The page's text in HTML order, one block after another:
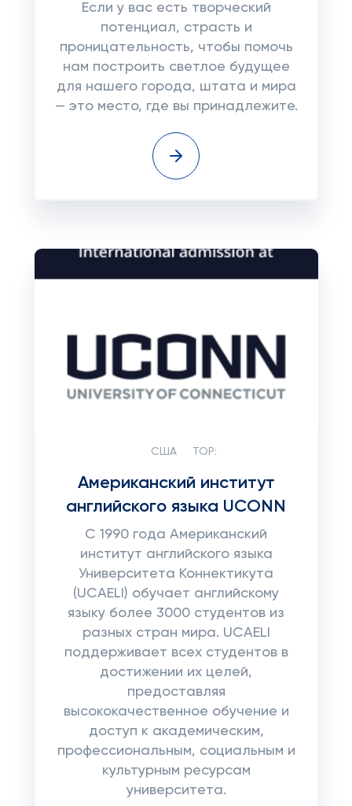
Если у вас есть творческий
потенциал, страсть и
проницательность, чтобы помочь
нам построить светлое будущее
для нашего города, штата и мира
— это место, где вы принадлежите.
США TOP:
Американский институт
английского языка UCONN
С 1990 года Американский
институт английского языка
Университета Коннектикута
(UCAELI) обучает английскому
языку более 3000 студентов из
разных стран мира. UCAELI
поддерживает всех студентов в
достижении их целей,
предоставляя
высококачественное обучение и
доступ к академическим,
профессиональным, социальным и
культурным ресурсам
университета.